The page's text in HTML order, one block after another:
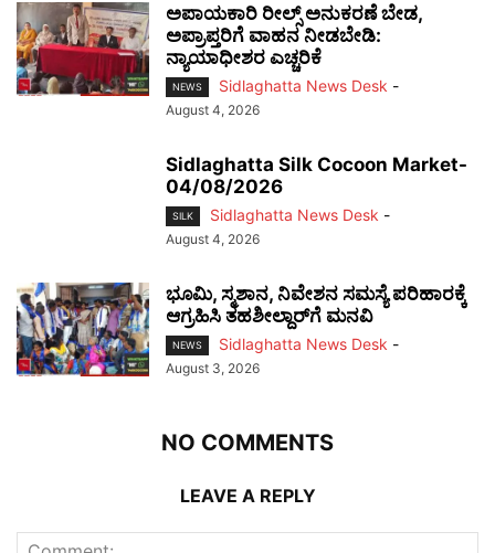
ಅಪಾಯಕಾರಿ ರೀಲ್ಸ್ ಅನುಕರಣೆ ಬೇಡ,
ಅಪ್ರಾಪ್ತರಿಗೆ ವಾಹನ ನೀಡಬೇಡಿ:
ನ್ಯಾಯಾಧೀಶರ ಎಚ್ಚರಿಕೆ
NEWS Sidlaghatta News Desk -
August 4, 2026
Sidlaghatta Silk Cocoon Market-
04/08/2026
SILK Sidlaghatta News Desk -
August 4, 2026
ಭೂಮಿ, ಸ್ಮಶಾನ, ನಿವೇಶನ ಸಮಸ್ಯೆ ಪರಿಹಾರಕ್ಕೆ
ಆಗ್ರಹಿಸಿ ತಹಶೀಲ್ದಾರ್‌ಗೆ ಮನವಿ
NEWS Sidlaghatta News Desk -
August 3, 2026
NO COMMENTS
LEAVE A REPLY